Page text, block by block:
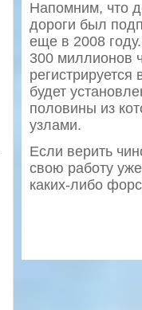
Напомним, что
дороги был
еще в 2008
300 миллионов
будет
половины из
узлами.
Если верить
свою работу
каких-либо